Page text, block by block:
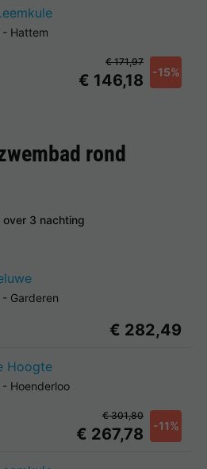
- Hattem
€ 146,18 -15%
€ 171,97
rond
over 3 nachting
- Garderen
€ 282,49
Hoogte
- Hoenderloo
€ 267,78 -11%
€ 301,80